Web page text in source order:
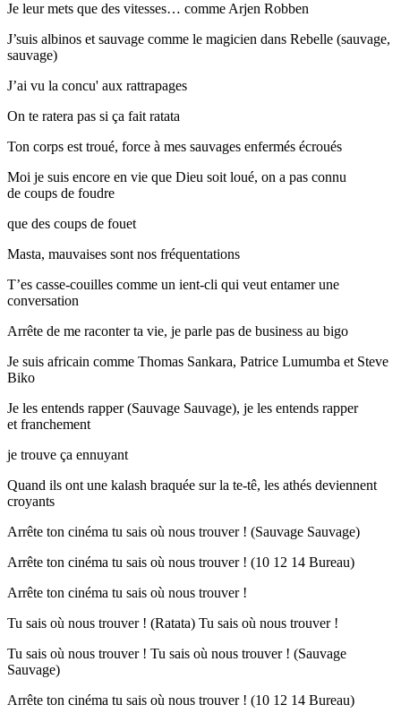
Je leur mets que des vitesses… comme Arjen Robben
J’suis albinos et sauvage comme le magicien dans Rebelle (sauvage,
sauvage)
J’ai vu la concu' aux rattrapages
On te ratera pas si ça fait ratata
Ton corps est troué, force à mes sauvages enfermés écroués
Moi je suis encore en vie que Dieu soit loué, on a pas connu
de coups de foudre
que des coups de fouet
Masta, mauvaises sont nos fréquentations
T’es casse-couilles comme un ient-cli qui veut entamer une
conversation
Arrête de me raconter ta vie, je parle pas de business au bigo
Je suis africain comme Thomas Sankara, Patrice Lumumba et Steve
Biko
Je les entends rapper (Sauvage Sauvage), je les entends rapper
et franchement
je trouve ça ennuyant
Quand ils ont une kalash braquée sur la te-tê, les athés deviennent
croyants
Arrête ton cinéma tu sais où nous trouver ! (Sauvage Sauvage)
Arrête ton cinéma tu sais où nous trouver ! (10 12 14 Bureau)
Arrête ton cinéma tu sais où nous trouver !
Tu sais où nous trouver ! (Ratata) Tu sais où nous trouver !
Tu sais où nous trouver ! Tu sais où nous trouver ! (Sauvage
Sauvage)
Arrête ton cinéma tu sais où nous trouver ! (10 12 14 Bureau)